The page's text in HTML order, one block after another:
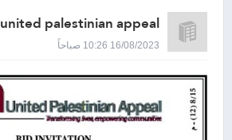
united palestinian appeal
16/08/2023 10:26 صباحاً